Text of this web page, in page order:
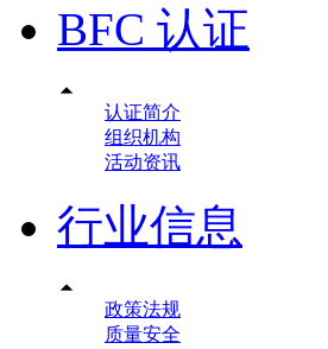
BFC 认证

认证简介
组织机构
活动资讯
行业信息

政策法规
质量安全